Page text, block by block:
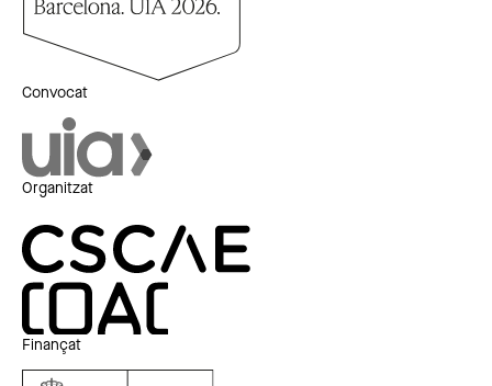
Convocat
Organitzat
Finançat